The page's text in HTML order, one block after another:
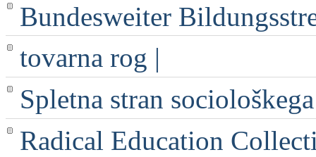
Bundesweiter
tovarna rog |
Spletna stran
Radical Education